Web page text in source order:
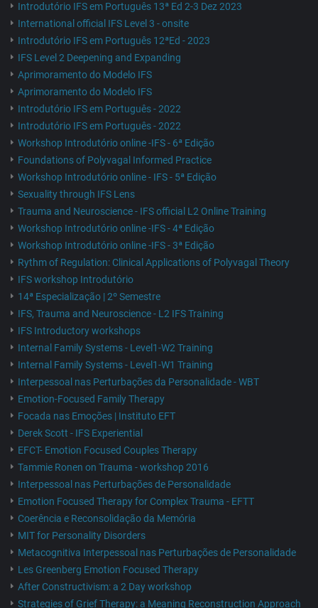
Introdutório IFS em Português 13ª Ed 2-3 Dez 2023
International official IFS Level 3 - onsite
Introdutório IFS em Português 12ªEd - 2023
IFS Level 2 Deepening and Expanding
Aprimoramento do Modelo IFS
Aprimoramento do Modelo IFS
Introdutório IFS em Português - 2022
Introdutório IFS em Português - 2022
Workshop Introdutório online -IFS - 6ª Edição
Foundations of Polyvagal Informed Practice
Workshop Introdutório online - IFS - 5ª Edição
Sexuality through IFS Lens
Trauma and Neuroscience - IFS official L2 Online Training
Workshop Introdutório online -IFS - 4ª Edição
Workshop Introdutório online -IFS - 3ª Edição
Rythm of Regulation: Clinical Applications of Polyvagal Theory
IFS workshop Introdutório
14ª Especialização | 2º Semestre
IFS, Trauma and Neuroscience - L2 IFS Training
IFS Introductory workshops
Internal Family Systems - Level1-W2 Training
Internal Family Systems - Level1-W1 Training
Interpessoal nas Perturbações da Personalidade - WBT
Emotion-Focused Family Therapy
Focada nas Emoções | Instituto EFT
Derek Scott - IFS Experiential
EFCT- Emotion Focused Couples Therapy
Tammie Ronen on Trauma - workshop 2016
Interpessoal nas Perturbações de Personalidade
Emotion Focused Therapy for Complex Trauma - EFTT
Coerência e Reconsolidação da Memória
MIT for Personality Disorders
Metacognitiva Interpessoal nas Perturbações de Personalidade
Les Greenberg Emotion Focused Therapy
After Constructivism: a 2 Day workshop
Strategies of Grief Therapy: a Meaning Reconstruction Approach